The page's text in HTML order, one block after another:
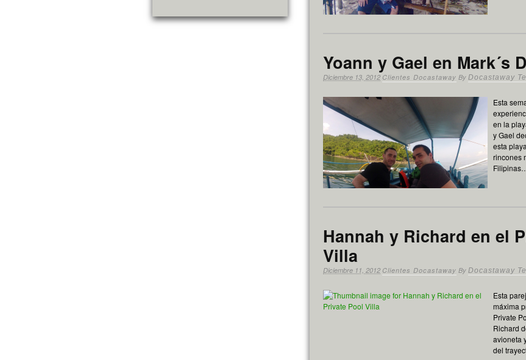
Yoann y Gael en Mark´s
Diciembre 13, 2012 Clientes Docastaway By Docastaway
Esta
en la
y Gael
esta
rincones
Hannah y Richard en el
Villa
Diciembre 11, 2012 Clientes Docastaway By Docastaway
Esta
máxima
Private
Richard
avioneta
del